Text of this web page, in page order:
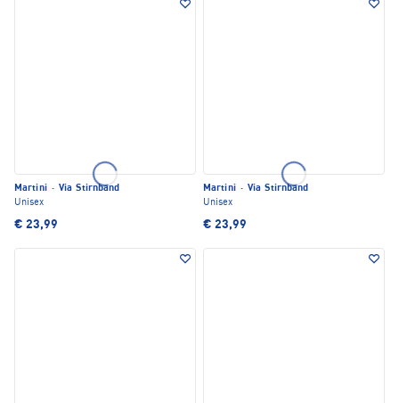
Martini · Via Stirnband
Unisex
€ 23,99
Martini · Via Stirnband
Unisex
€ 23,99